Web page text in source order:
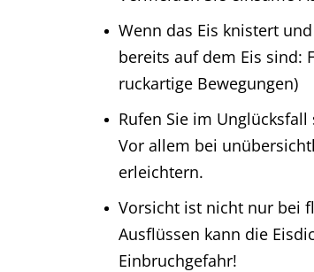
Wenn das Eis knistert
bereits auf dem Eis sind:
ruckartige Bewegungen)
Rufen Sie im
Vor allem bei
erleichtern.
Vorsicht ist nicht nur bei
Ausflüssen kann die
Einbruchgefahr!